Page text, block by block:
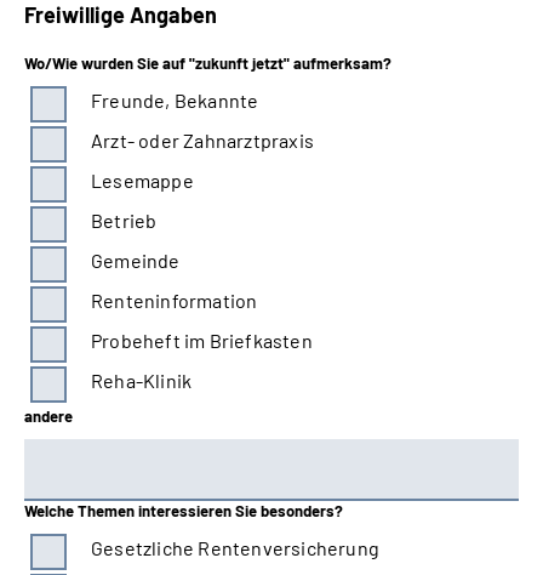
Freiwillige Angaben
Wo/Wie wurden Sie auf "zukunft jetzt" aufmerksam?
Freunde, Bekannte
Arzt- oder Zahnarztpraxis
Lesemappe
Betrieb
Gemeinde
Renteninformation
Probeheft im Briefkasten
Reha-Klinik
andere
Welche Themen interessieren Sie besonders?
Gesetzliche Rentenversicherung